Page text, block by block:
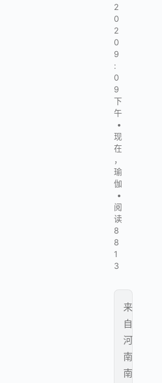
2
0
2
0
9
:
0
9
下
午
•
现
在
，
瑜
伽
•
阅
读
8
8
1
3
来
自
河
南
南